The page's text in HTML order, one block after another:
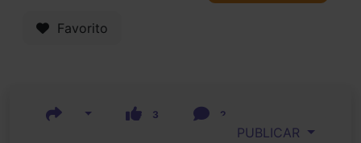
Favorito
3 2
PUBLICAR